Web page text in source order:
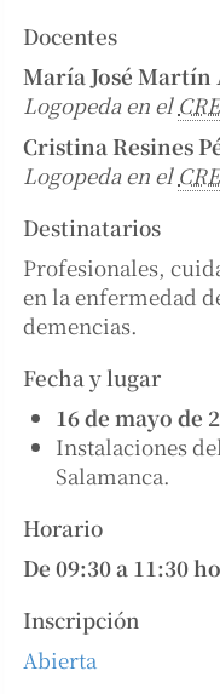
Docentes
María José Martín
Logopeda en el CRE
Cristina Resines
Logopeda en el CRE
Destinatarios
Profesionales,
en la enfermedad
demencias.
Fecha y lugar
16 de mayo de
Instalaciones del
Salamanca.
Horario
De 09:30 a 11:30
Inscripción
Abierta